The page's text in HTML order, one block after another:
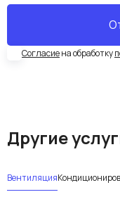
Согласиена обработку
Другие
Вентиляция